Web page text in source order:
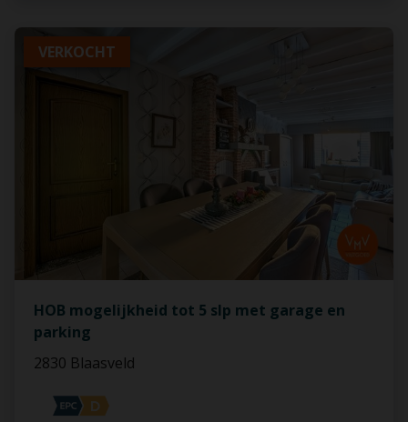
VERKOCHT
HOB mogelijkheid tot 5 slp met garage en
parking
2830 Blaasveld